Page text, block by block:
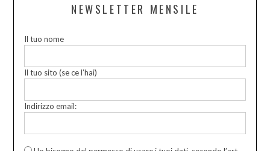
NEWSLETTER MENSILE
Il tuo nome
Il tuo sito (se ce l’hai)
Indirizzo email: